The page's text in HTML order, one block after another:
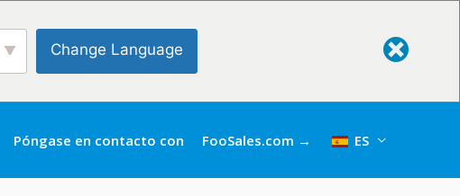
Change Language
Póngase en contacto con FooSales.com → ES